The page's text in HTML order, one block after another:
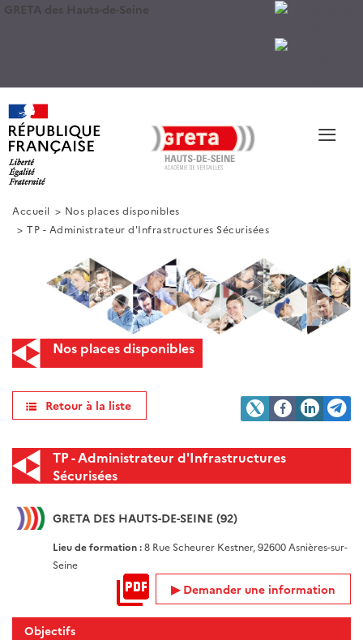
GRETA des Hauts-de-Seine
≡
Accueil
Nos places disponibles
TP - Administrateur d'Infrastructures Sécurisées
Nos places disponibles
Retour à la liste
TP - Administrateur d'Infrastructures
Sécurisées
GRETA DES HAUTS-DE-SEINE (92)
Lieu de formation :8 Rue Scheurer Kestner, 92600 Asnières-sur-
Seine
Demander une information
Objectifs